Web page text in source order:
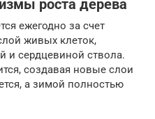
роста дерева
ежегодно за счет
живых клеток,
и сердцевиной ствола.
создавая новые слои
а зимой полностью